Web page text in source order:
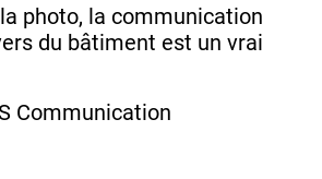
photo, la communication
du bâtiment est un vrai
Communication